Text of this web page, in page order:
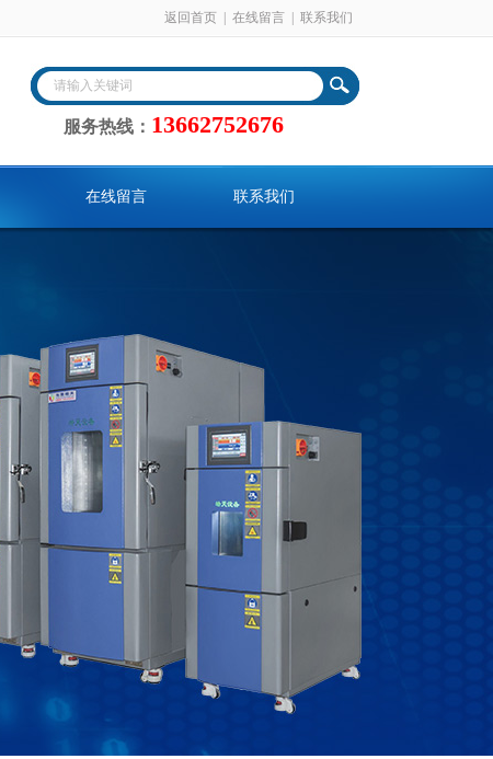
返回首页 在线留言 联系我们
服务热线： 13662752676
在线留言 联系我们